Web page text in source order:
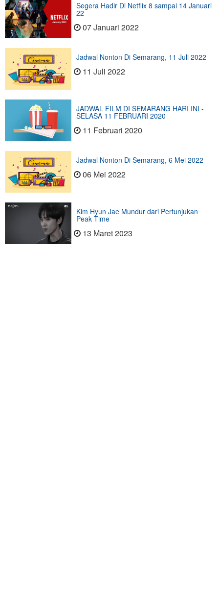
Segera Hadir Di Netflix 8 sampai 14 Januari
22
07 Januari 2022
Jadwal Nonton Di Semarang, 11 Juli 2022
11 Juli 2022
JADWAL FILM DI SEMARANG HARI INI -
SELASA 11 FEBRUARI 2020
11 Februari 2020
Jadwal Nonton Di Semarang, 6 Mei 2022
06 Mei 2022
Kim Hyun Jae Mundur dari Pertunjukan
Peak Time
13 Maret 2023